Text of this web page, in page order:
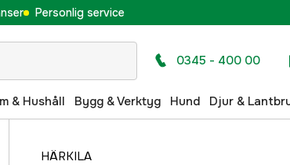
Personlig service
0345 - 400 00
& Hushåll Bygg & Verktyg Hund Djur &
HÄRKILA